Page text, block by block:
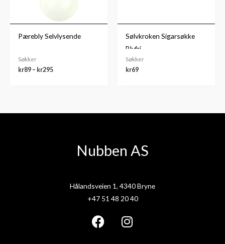
Pærebly Selvlysende
Søkker
kr89 – kr295
Sølvkroken Sigarsøkke
Blyfri
Søkker
kr69
Nubben AS
Hålandsveien 1, 4340 Bryne
+47 51 48 20 40
F
I